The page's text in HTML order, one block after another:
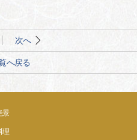
次へ
へ戻る
景
理